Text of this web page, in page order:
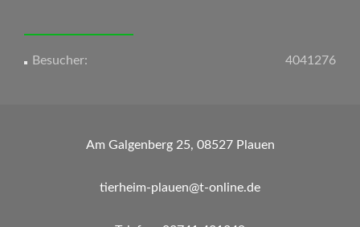
4041276
Besucher:
Am Galgenberg 25, 08527 Plauen
tierheim-plauen@t-online.de